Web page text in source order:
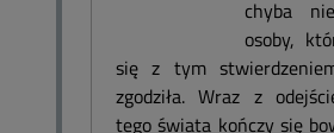
chyba
osoby,
się z tym
zgodziła. Wraz z
tego świata kończy się